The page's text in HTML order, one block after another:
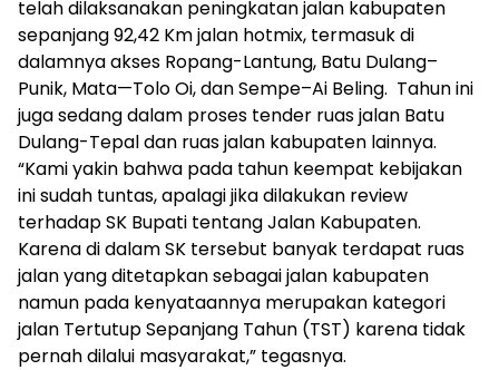
telah dilaksanakan peningkatan jalan kabupaten
sepanjang 92,42 Km jalan hotmix, termasuk di
dalamnya akses Ropang-Lantung, Batu Dulang–
Punik, Mata—Tolo Oi, dan Sempe–Ai Beling. Tahun ini
juga sedang dalam proses tender ruas jalan Batu
Dulang-Tepal dan ruas jalan kabupaten lainnya.
“Kami yakin bahwa pada tahun keempat kebijakan
ini sudah tuntas, apalagi jika dilakukan review
terhadap SK Bupati tentang Jalan Kabupaten.
Karena di dalam SK tersebut banyak terdapat ruas
jalan yang ditetapkan sebagai jalan kabupaten
namun pada kenyataannya merupakan kategori
jalan Tertutup Sepanjang Tahun (TST) karena tidak
pernah dilalui masyarakat,” tegasnya.